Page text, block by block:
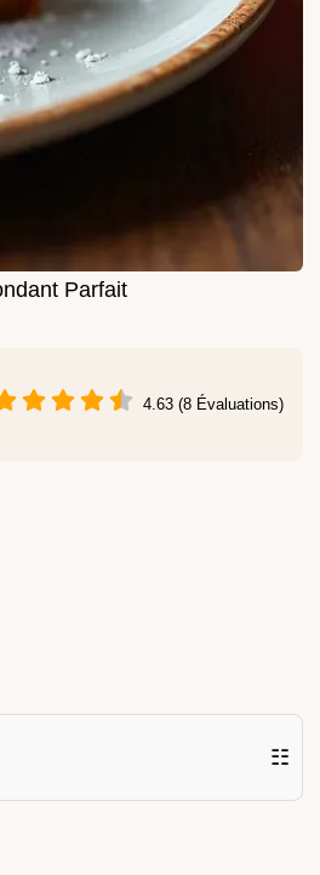
Parfait
4.63 (8 Évaluations)
☷